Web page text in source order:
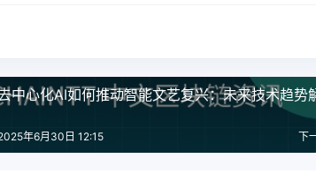
中心化AI如何推动智能文艺复兴：未来技术趋势
下
年6月30日 12:15